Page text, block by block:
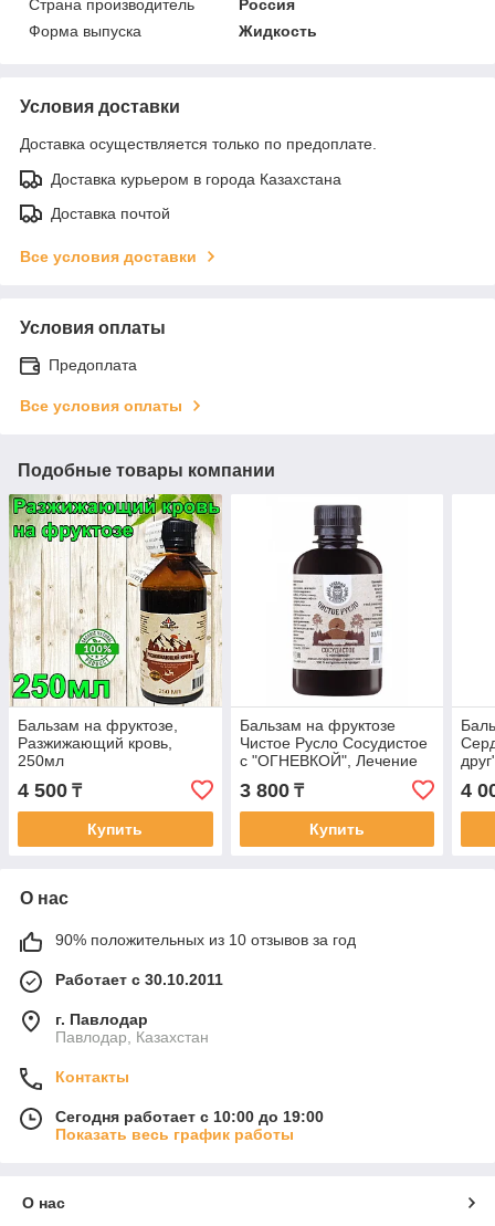
Страна производитель
Россия
Форма выпуска
Жидкость
Условия доставки
Доставка осуществляется только по предоплате.
Доставка курьером в города Казахстана
Доставка почтой
Все условия доставки
Условия оплаты
Предоплата
Все условия оплаты
Подобные товары компании
Бальзам на фруктозе,
Разжижающий кровь,
250мл
4 500 ₸
Купить
Бальзам на фруктозе
Чистое Русло Сосудистое
с "ОГНЕВКОЙ", Лечение
сосудов и сердца,
снижение
холестерина,200мл
3 800₸
Купить
4
О нас
90% положительных из 10 отзывов за год
Работает с 30.10.2011
г. Павлодар
Павлодар, Казахстан
Контакты
Сегодня работает с 10:00 до 19:00
Показать весь график работы
О нас